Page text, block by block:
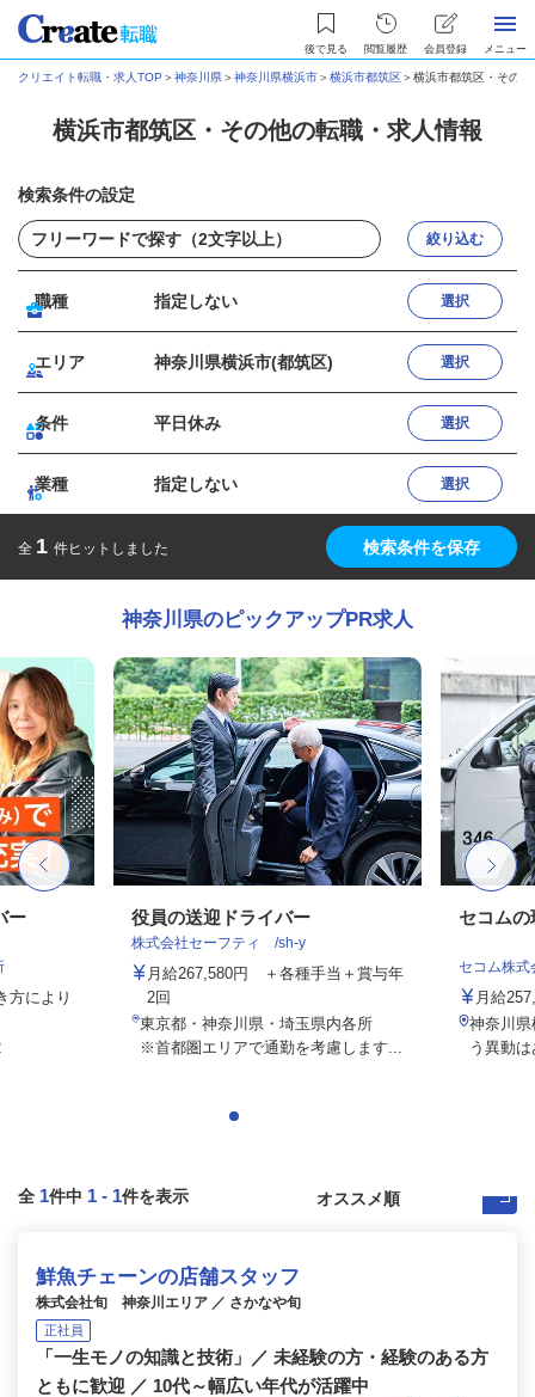
後で見る 閲覧履歴 会員登録 メニュー
クリエイト転職・求人TOP ＞神奈川県＞神奈川県横浜市＞横浜市都筑区＞横浜市都筑区・その
横浜市都筑区・その他の転職・求人情報
検索条件の設定
絞り込む
職種 指定しない 選択
エリア 神奈川県横浜市(都筑区) 選択
条件 平日休み 選択
業種 指定しない 選択
全 1 件ヒットしました 検索条件を保存
神奈川県のピックアップPR求人
ー
により
役員の送迎ドライバー
株式会社セーフティ /sh-y
月給267,580円 ＋各種手当＋賞与年
2回
東京都・神奈川県・埼玉県内各所
※首都圏エリアで通勤を考慮します...
セコム
セコム株式
月給
神奈川
う異動
全 1件中 1 - 1件を表示
鮮魚チェーンの店舗スタッフ
株式会社旬 神奈川エリア ／ さかなや旬
正社員
「一生モノの知識と技術」／ 未経験の方・経験のある方
ともに歓迎 ／ 10代～幅広い年代が活躍中